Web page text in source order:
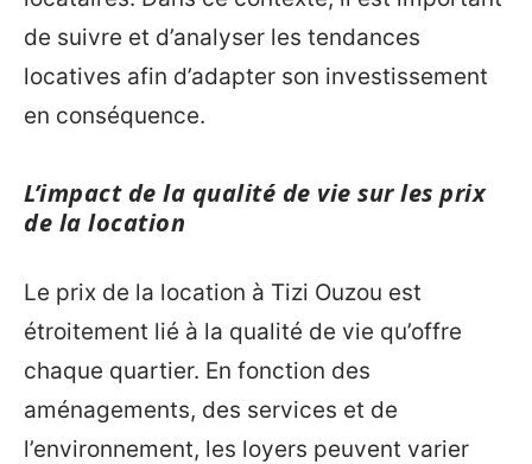
de suivre et d’analyser les tendances
locatives afin d’adapter son investissement
en conséquence.
L’impact de la qualité de vie sur les prix
de la location
Le prix de la location à Tizi Ouzou est
étroitement lié à la qualité de vie qu’offre
chaque quartier. En fonction des
aménagements, des services et de
l’environnement, les loyers peuvent varier